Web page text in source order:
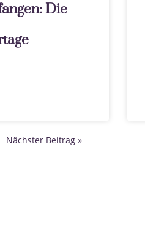
Die
Nächster Beitrag »